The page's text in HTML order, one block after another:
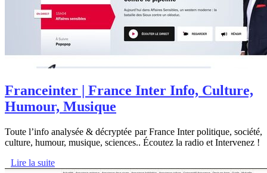
Franceinter | France Inter Info, Culture,
Humour, Musique
Toute l’info analysée & décryptée par France Inter politique, société,
culture, humour, musique, sciences.. Écoutez la radio et Intervenez !
Lire la suite